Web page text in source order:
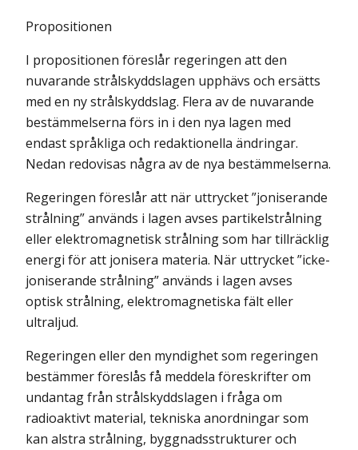
Propositionen
I propositionen föreslår regeringen att den
nuvarande strålskyddslagen upphävs och ersätts
med en ny strålskyddslag. Flera av de nuvarande
bestämmelserna förs in i den nya lagen med
endast språkliga och redaktionella ändringar.
Nedan redovisas några av de nya bestämmelserna.
Regeringen föreslår att när uttrycket ”joniserande
strålning” används i lagen avses partikelstrålning
eller elektromagnetisk strålning som har tillräcklig
energi för att jonisera materia. När uttrycket ”icke-
joniserande strålning” används i lagen avses
optisk strålning, elektromagnetiska fält eller
ultraljud.
Regeringen eller den myndighet som regeringen
bestämmer föreslås få meddela föreskrifter om
undantag från strålskyddslagen i fråga om
radioaktivt material, tekniska anordningar som
kan alstra strålning, byggnadsstrukturer och